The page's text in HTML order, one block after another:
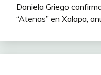
Daniela Griego
“Atenas” en Xalapa,